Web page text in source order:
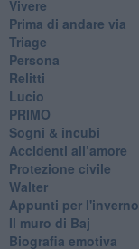
Vivere
Prima di andare via
Triage
Persona
Relitti
Lucio
PRIMO
Sogni & incubi
Accidenti all’amore
Protezione civile
Walter
Appunti per l'inverno
Il muro di Baj
Biografia emotiva